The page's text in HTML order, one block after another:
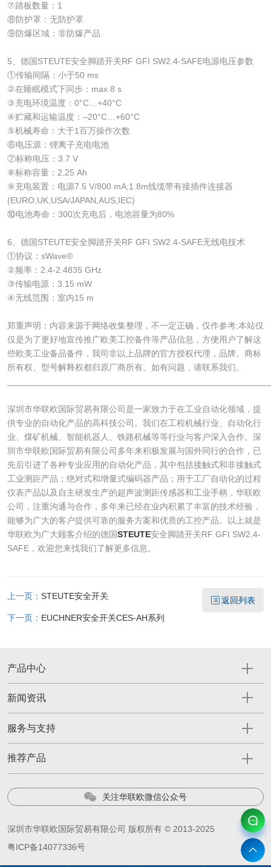
⑦踏板数量：1
⑧防护罩：无防护罩
⑨防爆区域：非防爆产品
5、德国STEUTE安全脚踏开关RF GFI SW2.4-SAFE电源电压参数
①传输间隔：小于50 ms
②在睡眠模式下同步：max.8 s
③充电环境温度：0°C…+40°C
④贮藏和运输温度：–20°C…+60°C
⑤机械寿命：大于1百万操作次数
⑥电压源：锂离子充电电池
⑦标称电压：3.7 V
⑧标称容量：2.25 Ah
⑨充电装置：电源7.5 V/800 mA;1.8m线缆带有接插件连接器
(EURO,UK,USA/JAPAN,AUS,IEC)
⑩电池寿命：300次充电后，电池容量为80%
6、德国STEUTE安全脚踏开关RF GFI SW2.4-SAFE无线电技术
①协议：sWave®
②频率：2.4-2.4835 GHz
③传输电源：3.15 mW
④无线范围：室内15 m
郑重声明：内容来源于网络收集整理，不一定正确，仅作参考;本站仅
仅是为了更好地宣传推广欧美工控备件等产品信息，方便用户了解这
些欧美工业备品备件，我司非以上品牌的官方授权代理，品牌、商标
所有权、型号解释权都归原厂商所有。如有问题，请联系我们。
深圳市华联欧国际贸易有限公司是一家致力于在工业自动化领域，提
供专业的自动化产品的高科技公司。我们在工程机械行业、自动化行
业、煤矿机械、智能机器人、铁路机械等等行业与客户深入合作。深
圳市华联欧国际贸易有限公司多年来积极发展与国外同行的合作，已
先后引进了各种专业应用的自动化产品，其中包括接触式和非接触式
工业测距产品；绝对式和增量式编码器产品；用于工厂自动化的过程
仪表产品以及自主研发生产的超声波测距传感器和工业手柄，华联欧
公司，注重沟通与合作，多年来已经在业内积累了丰富的技术经验，
能够为广大的客户提供可靠的服务方案和优质的工控产品。以上就是
华联欧为广大顾客介绍的德国STEUTE安全脚踏开关RF GFI SW2.4-
SAFE，欢迎您来找我们了解更多信息。
上一页： STEUTE安全开关
下一页： EUCHNER安全开关CES-AH系列
返回列表
产品中心
新闻资讯
服务与支持
推荐产品
关注华联欧微信公众号
深圳市华联欧国际贸易有限公司 版权所有 © 2013-2025
粤ICP备14077336号